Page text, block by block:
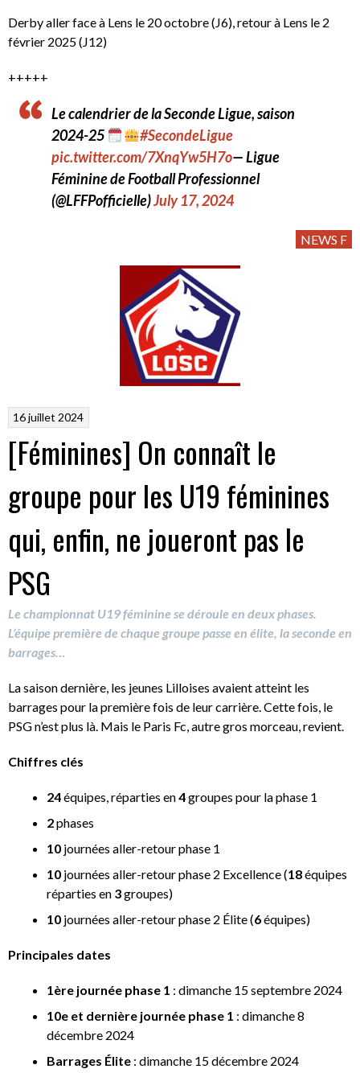
Derby aller face à Lens le 20 octobre (J6), retour à Lens le 2
février 2025 (J12)
+++++
Le calendrier de la Seconde Ligue, saison
2024-25
#SecondeLigue
pic.twitter.com/7XnqYw5H7o— Ligue
Féminine de Football Professionnel
(@LFFPofficielle)July 17, 2024
NEWS F
16 juillet 2024
[Féminines] On connaît le
groupe pour les U19 féminines
qui, enfin, ne joueront pas le
PSG
Le championnat U19 féminine se déroule en deux phases.
L’équipe première de chaque groupe passe en élite, la seconde en
barrages…
La saison dernière, les jeunes Lilloises avaient atteint les
barrages pour la première fois de leur carrière. Cette fois, le
PSG n’est plus là. Mais le Paris Fc, autre gros morceau, revient.
Chiffres clés
24équipes, réparties en4groupes pour la phase 1
2phases
10 journées aller-retour phase 1
10 journées aller-retour phase 2 Excellence (18équipes
réparties en 3groupes)
10 journées aller-retour phase 2 Élite (6équipes)
Principales dates
1ère journée phase 1 : dimanche 15 septembre 2024
10e et dernière journée phase 1 : dimanche 8
décembre 2024
Barrages Élite : dimanche 15 décembre 2024